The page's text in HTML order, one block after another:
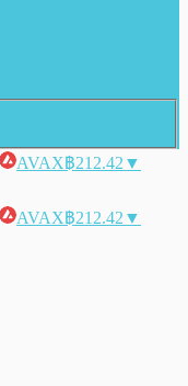
AVAX฿212.42 ▼
AVAX฿212.42 ▼